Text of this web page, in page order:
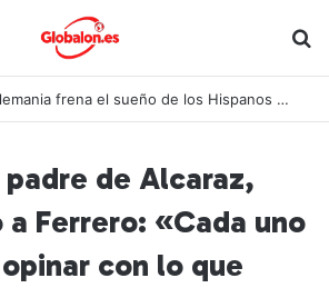
::Balonmano – Alemania frena el sueño de los Hispanos Juveniles, que lucharán ahora por el bronce europeo
padre de Alcaraz,
a Ferrero: «Cada uno
con lo que